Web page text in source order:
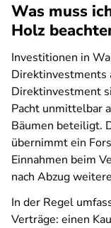
Was muss
Holz
Investitionen in
Direktinvestments
Direktinvestment
Pacht unmittelbar
Bäumen beteiligt.
übernimmt ein
Einnahmen beim
nach Abzug
In der Regel
Verträge: einen